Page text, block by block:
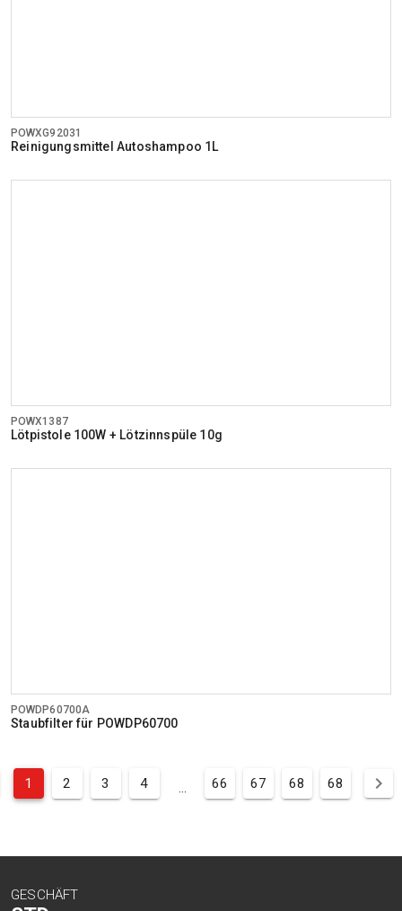
POWXG92031
Reinigungsmittel Autoshampoo 1L
POWX1387
Lötpistole 100W + Lötzinnspüle 10g
POWDP60700A
Staubfilter für POWDP60700
1 2 3 4 ... 66 67 68 68
GESCHÄFT